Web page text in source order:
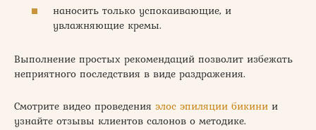
наносить только успокаивающие, и
увлажняющие кремы.
Выполнение простых рекомендаций позволит избежать
неприятного последствия в виде раздражения.
Смотрите видео проведения элос эпиляции бикини и
узнайте отзывы клиентов салонов о методике.